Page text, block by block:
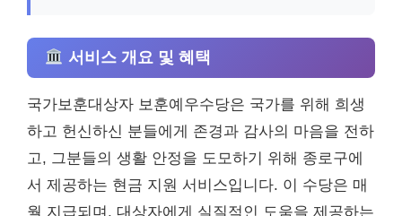
서비스 개요 및 혜택
국가보훈대상자 보훈예우수당은 국가를 위해 희생
하고 헌신하신 분들에게 존경과 감사의 마음을 전하
고, 그분들의 생활 안정을 도모하기 위해 종로구에
서 제공하는 현금 지원 서비스입니다. 이 수당은 매
월 지급되며, 대상자에게 실질적인 도움을 제공하는